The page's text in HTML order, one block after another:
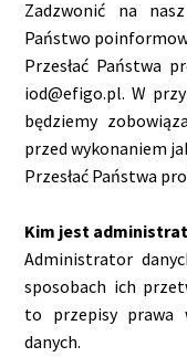
Zadzwonić na
Państwo
Przesłać Państwa
iod@efigo.pl. W
będziemy
przed wykonaniem
Przesłać Państwa
Kim jest
Administrator
sposobach ich
to przepisy prawa
danych.